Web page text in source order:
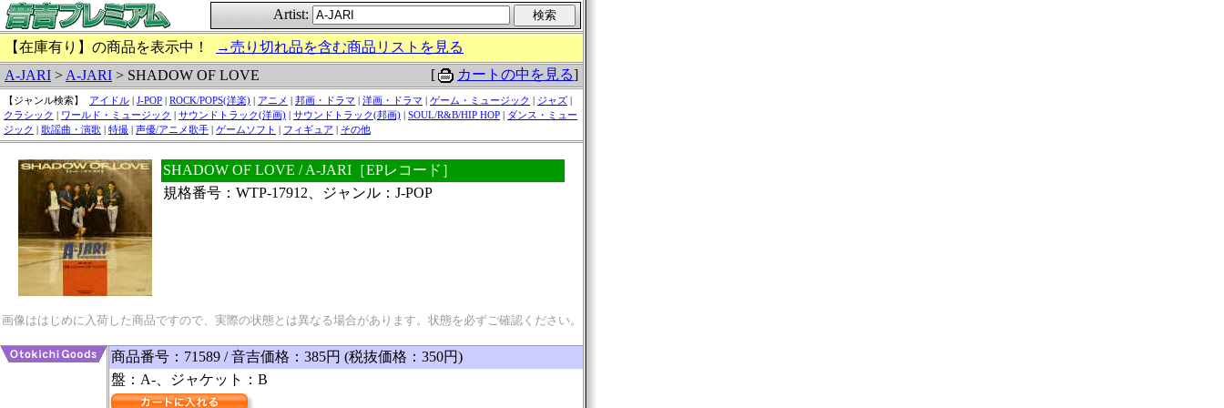
Artist:
【在庫有り】の商品を表示中！
→売り切れ品を含む商品リストを見る
A-JARI > A-JARI > SHADOW OF LOVE [ カートの中を見る]
【ジャンル検索】 アイドル | J-POP | ROCK/POPS(洋楽) | アニメ | 邦画・ドラマ | 洋画・ドラマ | ゲーム・ミュージック | ジャズ |
クラシック | ワールド・ミュージック | サウンドトラック(洋画) | サウンドトラック(邦画) | SOUL/R&B/HIP HOP | ダンス・ミュー
ジック | 歌謡曲・演歌 | 特撮 | 声優/アニメ歌手 | ゲームソフト | フィギュア | その他
SHADOW OF LOVE / A-JARI［EPレコード］
規格番号：WTP-17912、ジャンル：J-POP
画像ははじめに入荷した商品ですので、実際の状態とは異なる場合があります。状態を必ずご確認ください。
商品番号：71589 / 音吉価格：385円 (税抜価格：350円)
盤：A-、ジャケット：B